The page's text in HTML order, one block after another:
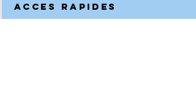
ACCES RAPIDES
INFORMATIQUE